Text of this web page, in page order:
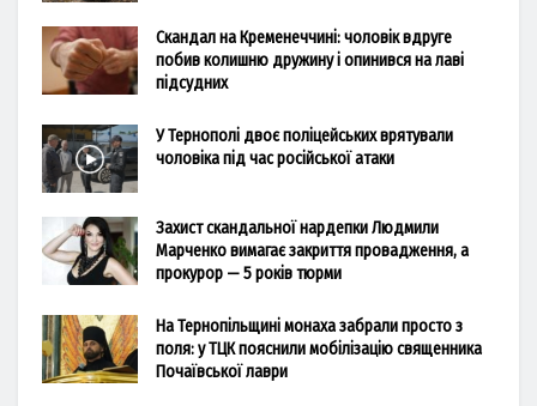
Скандал на Кременеччині: чоловік вдруге
побив колишню дружину і опинився на лаві
підсудних
У Тернополі двоє поліцейських врятували
чоловіка під час російської атаки
Захист скандальної нардепки Людмили
Марченко вимагає закриття провадження, а
прокурор — 5 років тюрми
На Тернопільщині монаха забрали просто з
поля: у ТЦК пояснили мобілізацію священника
Почаївської лаври